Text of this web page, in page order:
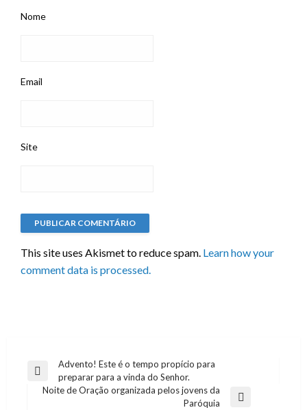
Nome
Email
Site
This site uses Akismet to reduce spam. Learn how your
comment data is processed.
Navegação
Previous
Post
Advento! Este é o tempo propício para
preparar para a vinda do Senhor.
Noite de Oração organizada pelos jovens da
Paróquia